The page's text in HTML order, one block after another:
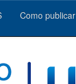
Como publicar